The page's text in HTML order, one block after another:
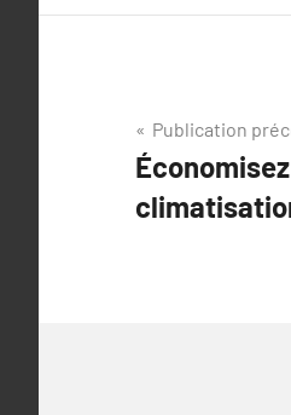
de
l’article
Publication